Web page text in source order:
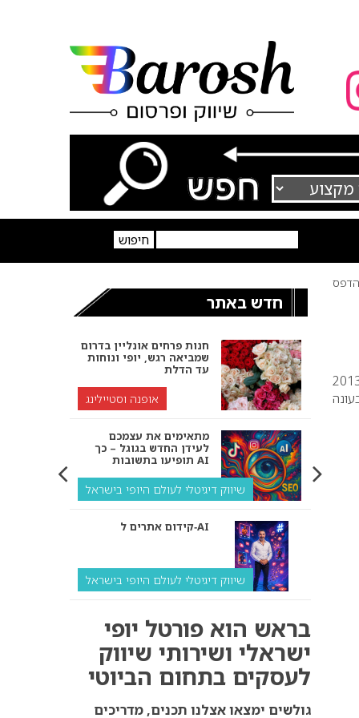
הדפס
לקמפיין חורף 2013
חדש באתר
חנות פרחים אונליין בדרום
שמביאה רגש, יופי ונוחות
עד הדלת
אופנה וסטיילינג
מתאימים את עצמכם
לעידן החדש בגוגל – כך
תופיעו בתשובות AI
שיווק דיגיטלי לעולם היופי בישראל
קידום אתרים ל‑AI
שיווק דיגיטלי לעולם היופי בישראל
ולמה העסק שלך צריך
שיווק דיגיטלי לעסקים
קידום ל‑AI לעומת קידום
בראש הוא פורטל יופי
ישראלי ושירותי שיווק
לעסקים בתחום הביוטי
גולשים ימצאו אצלנו תכנים, מדריכים